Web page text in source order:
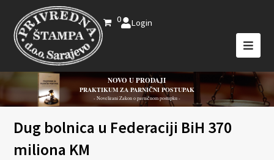
0 Login
NOVO U PRODAJI
PRAKTIKUM ZA PARNIČNI POSTUPAK
- Novelirani Zakon o parničnom postupku -
Dug bolnica u Federaciji BiH 370
miliona KM